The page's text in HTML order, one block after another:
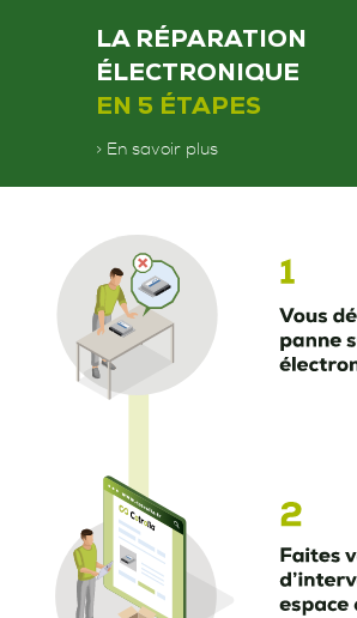
LA RÉPARATION
ÉLECTRONIQUE
EN 5 ÉTAPES
> En savoir plus